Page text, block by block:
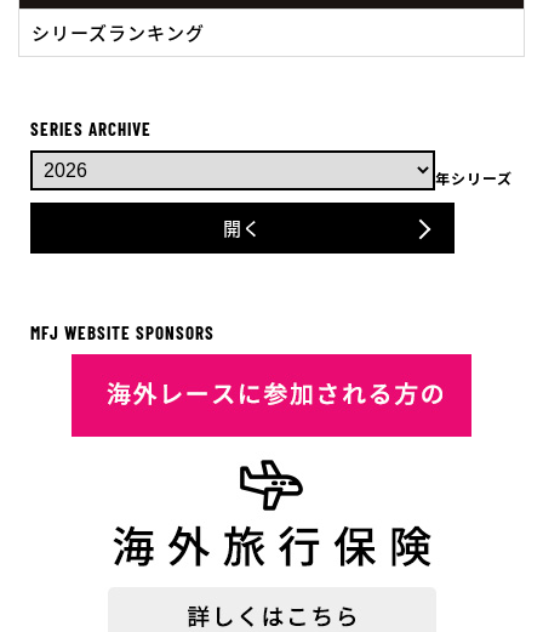
シリーズランキング
SERIES ARCHIVE
年シリーズ
開く
MFJ WEBSITE SPONSORS